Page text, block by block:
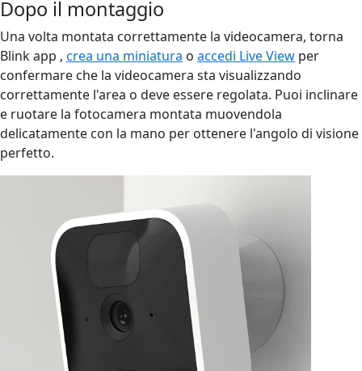
Dopo il montaggio
Una volta montata correttamente la videocamera, torna
Blink app , crea una miniatura o accedi Live View per
confermare che la videocamera sta visualizzando
correttamente l'area o deve essere regolata. Puoi inclinare
e ruotare la fotocamera montata muovendola
delicatamente con la mano per ottenere l'angolo di visione
perfetto.